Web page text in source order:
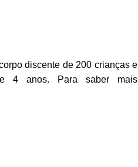
discente de 200 crianças e
4 anos. Para saber mais